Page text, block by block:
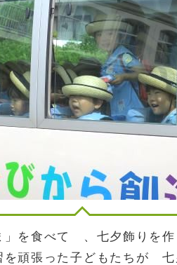
」を食べて 、七夕飾りを
を頑張った子どもたちが